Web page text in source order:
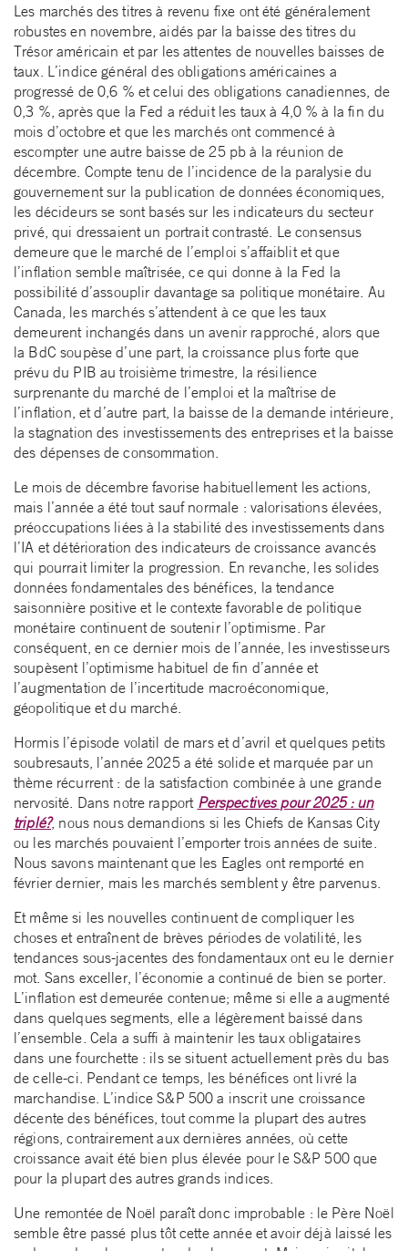
Les marchés des titres à revenu fixe ont été généralement
robustes en novembre, aidés par la baisse des titres du
Trésor américain et par les attentes de nouvelles baisses de
taux. L’indice général des obligations américaines a
progressé de 0,6 % et celui des obligations canadiennes, de
0,3 %, après que la Fed a réduit les taux à 4,0 % à la fin du
mois d’octobre et que les marchés ont commencé à
escompter une autre baisse de 25 pb à la réunion de
décembre. Compte tenu de l’incidence de la paralysie du
gouvernement sur la publication de données économiques,
les décideurs se sont basés sur les indicateurs du secteur
privé, qui dressaient un portrait contrasté. Le consensus
demeure que le marché de l’emploi s’affaiblit et que
l’inflation semble maîtrisée, ce qui donne à la Fed la
possibilité d’assouplir davantage sa politique monétaire. Au
Canada, les marchés s’attendent à ce que les taux
demeurent inchangés dans un avenir rapproché, alors que
la BdC soupèse d’une part, la croissance plus forte que
prévu du PIB au troisième trimestre, la résilience
surprenante du marché de l’emploi et la maîtrise de
l’inflation, et d’autre part, la baisse de la demande intérieure,
la stagnation des investissements des entreprises et la baisse
des dépenses de consommation.
Le mois de décembre favorise habituellement les actions,
mais l’année a été tout sauf normale : valorisations élevées,
préoccupations liées à la stabilité des investissements dans
l’IA et détérioration des indicateurs de croissance avancés
qui pourrait limiter la progression. En revanche, les solides
données fondamentales des bénéfices, la tendance
saisonnière positive et le contexte favorable de politique
monétaire continuent de soutenir l’optimisme. Par
conséquent, en ce dernier mois de l’année, les investisseurs
soupèsent l’optimisme habituel de fin d’année et
l’augmentation de l’incertitude macroéconomique,
géopolitique et du marché.
Hormis l’épisode volatil de mars et d’avril et quelques petits
soubresauts, l’année 2025 a été solide et marquée par un
thème récurrent : de la satisfaction combinée à une grande
nervosité. Dans notre rapport Perspectives pour 2025 : un
triplé?, nous nous demandions si les Chiefs de Kansas City
ou les marchés pouvaient l’emporter trois années de suite.
Nous savons maintenant que les Eagles ont remporté en
février dernier, mais les marchés semblent y être parvenus.
Et même si les nouvelles continuent de compliquer les
choses et entraînent de brèves périodes de volatilité, les
tendances sous-jacentes des fondamentaux ont eu le dernier
mot. Sans exceller, l’économie a continué de bien se porter.
L’inflation est demeurée contenue; même si elle a augmenté
dans quelques segments, elle a légèrement baissé dans
l’ensemble. Cela a suffi à maintenir les taux obligataires
dans une fourchette : ils se situent actuellement près du bas
de celle-ci. Pendant ce temps, les bénéfices ont livré la
marchandise. L’indice S&P 500 a inscrit une croissance
décente des bénéfices, tout comme la plupart des autres
régions, contrairement aux dernières années, où cette
croissance avait été bien plus élevée pour le S&P 500 que
pour la plupart des autres grands indices.
Une remontée de Noël paraît donc improbable : le Père Noël
semble être passé plus tôt cette année et avoir déjà laissé les